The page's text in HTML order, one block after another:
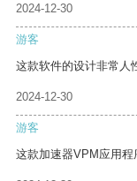
2024-12-30
游客
这款软件的设计非常人
2024-12-30
游客
这款加速器VPM应用程